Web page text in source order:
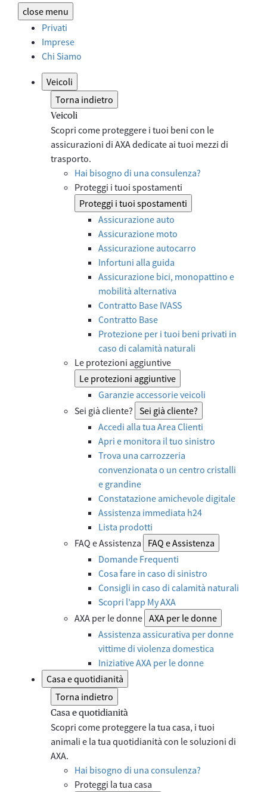
close menu
Privati
Imprese
Chi Siamo
Veicoli
Torna indietro
Veicoli
Scopri come proteggere i tuoi beni con le
assicurazioni di AXA dedicate ai tuoi mezzi di
trasporto.
Hai bisogno di una consulenza?
Proteggi i tuoi spostamenti
Proteggi i tuoi spostamenti
Assicurazione auto
Assicurazione moto
Assicurazione autocarro
Infortuni alla guida
Assicurazione bici, monopattino e
mobilità alternativa
Contratto Base IVASS
Contratto Base
Protezione per i tuoi beni privati in
caso di calamità naturali
Le protezioni aggiuntive
Le protezioni aggiuntive
Garanzie accessorie veicoli
Sei già cliente? Sei già cliente?
Accedi alla tua Area Clienti
Apri e monitora il tuo sinistro
Trova una carrozzeria
convenzionata o un centro cristalli
e grandine
Constatazione amichevole digitale
Assistenza immediata h24
Lista prodotti
FAQ e Assistenza
FAQ e Assistenza
Domande Frequenti
Cosa fare in caso di sinistro
Consigli in caso di calamità naturali
Scopri l’app My AXA
AXA per le donne AXA per le donne
Assistenza assicurativa per donne
vittime di violenza domestica
Iniziative AXA per le donne
Casa e quotidianità
Torna indietro
Casa e quotidianità
Scopri come proteggere la tua casa, i tuoi
animali e la tua quotidianità con le soluzioni di
AXA.
Hai bisogno di una consulenza?
Proteggi la tua casa